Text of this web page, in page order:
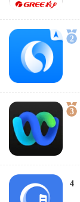
2
3
4